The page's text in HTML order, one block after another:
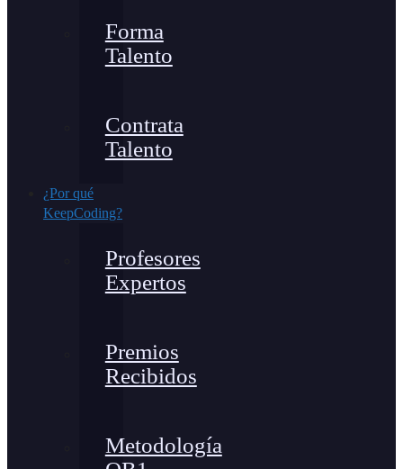
Forma
Talento
Contrata
Talento
¿Por qué
KeepCoding?
Profesores
Expertos
Premios
Recibidos
Metodología